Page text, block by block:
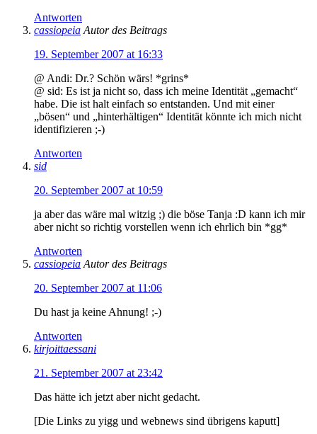
Antworten
cassiopeia Autor des Beitrags
19. September 2007 at 16:33
@ Andi: Dr.? Schön wärs! *grins*
@ sid: Es ist ja nicht so, dass ich meine Identität „gemacht“
habe. Die ist halt einfach so entstanden. Und mit einer
„bösen“ und „hinterhältigen“ Identität könnte ich mich nicht
identifizieren ;-)
Antworten
sid
20. September 2007 at 10:59
ja aber das wäre mal witzig ;) die böse Tanja :D kann ich mir
aber nicht so richtig vorstellen wenn ich ehrlich bin *gg*
Antworten
cassiopeia Autor des Beitrags
20. September 2007 at 11:06
Du hast ja keine Ahnung! ;-)
Antworten
kirjoittaessani
21. September 2007 at 23:42
Das hätte ich jetzt aber nicht gedacht.
[Die Links zu yigg und webnews sind übrigens kaputt]